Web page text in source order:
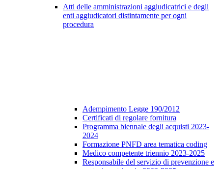
Atti delle amministrazioni aggiudicatrici e degli
enti aggiudicatori distintamente per ogni
procedura
Adempimento Legge 190/2012
Certificati di regolare fornitura
Programma biennale degli acquisti 2023-
2024
Formazione PNFD area tematica coding
Medico competente triennio 2023-2025
Responsabile del servizio di prevenzione e